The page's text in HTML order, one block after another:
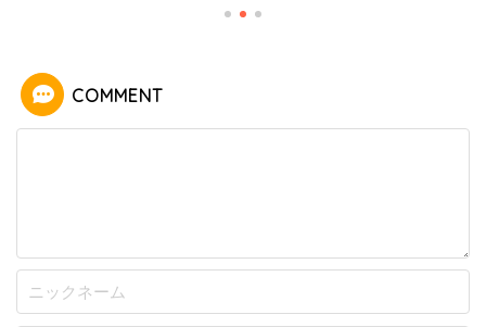
COMMENT